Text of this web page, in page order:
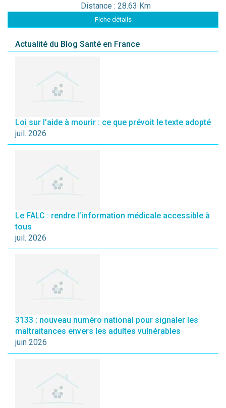
Distance : 28.63 Km
Fiche détails
Actualité du Blog Santé en France
Loi sur l’aide à mourir : ce que prévoit le texte adopté
juil. 2026
Le FALC : rendre l’information médicale accessible à
tous
juil. 2026
3133 : nouveau numéro national pour signaler les
maltraitances envers les adultes vulnérables
juin 2026